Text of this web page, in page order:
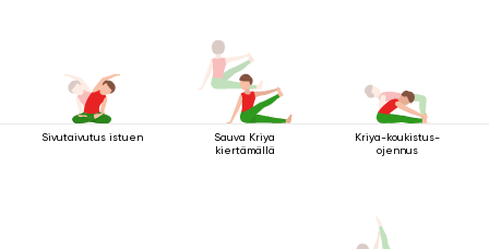
Sivutaivutus istuen
Sauva Kriya
kiertämällä
Kriya-koukistus-
ojennus